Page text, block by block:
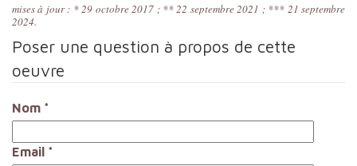
mises à jour : * 29 octobre 2017 ; ** 22 septembre 2021 ; *** 21 septembre
2024.
Poser une question à propos de cette
oeuvre
Nom *
Email *